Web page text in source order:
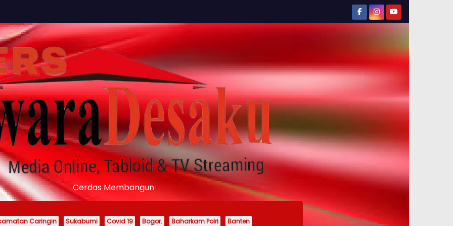
Cerdas Membangun
Caringin Sukabumi Covid 19 Bogor. Baharkam Polri Banten